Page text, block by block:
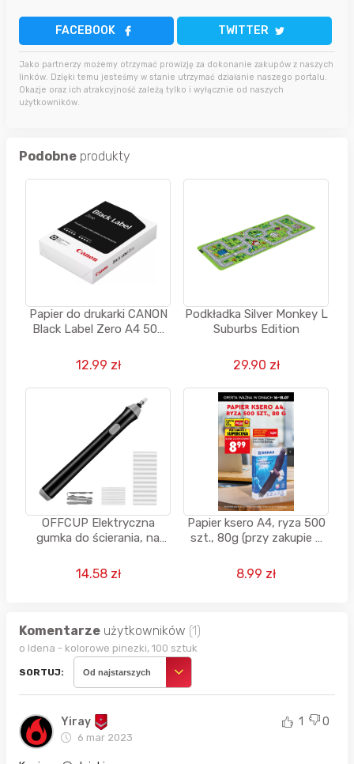
FACEBOOK TWITTER
Jako partnerzy możemy otrzymać prowizję za dokonanie zakupów z naszych
linków. Dzięki temu jesteśmy w stanie utrzymać działanie naszego portalu.
Okazje oraz ich atrakcyjność zależą tylko i wyłącznie od naszych
użytkowników.
Podobne produkty
Papier do drukarki CANON
Black Label Zero A4 500
12.99 zł
Podkładka Silver Monkey L
Suburbs Edition
29.90 zł
OFFCUP Elektryczna
gumka do ścierania, na
2,5 mm i 12 sztuk 5 mm
14.58 zł
Papier ksero A4, ryza 500
szt., 80g (przy zakupie 2
8.99 zł
Komentarze użytkowników (1)
o Idena - kolorowe pinezki, 100 sztuk
SORTUJ: Od najstarszych
Yiray
6 mar 2023
1 0